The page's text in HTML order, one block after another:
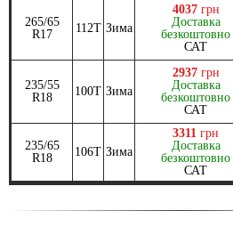
265/65
R17
112T Зима
4037 грн
Доставка
безкоштовно
САТ
235/55
R18
100T Зима
2937 грн
Доставка
безкоштовно
САТ
235/65
R18
106T Зима
3311 грн
Доставка
безкоштовно
САТ